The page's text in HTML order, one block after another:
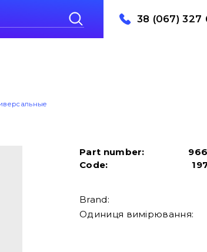
38 (067) 327
Part number:
Code:
Brand:
Одиниця вимірювання: